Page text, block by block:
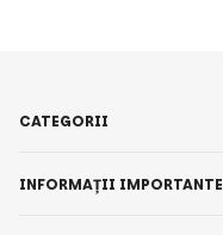
CATEGORII
INFORMAȚII IMPORTANTE